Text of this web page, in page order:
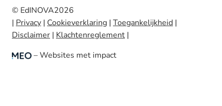
© EdINOVA2026
| Privacy | Cookieverklaring | Toegankelijkheid |
Disclaimer | Klachtenreglement |
– Websites met impact